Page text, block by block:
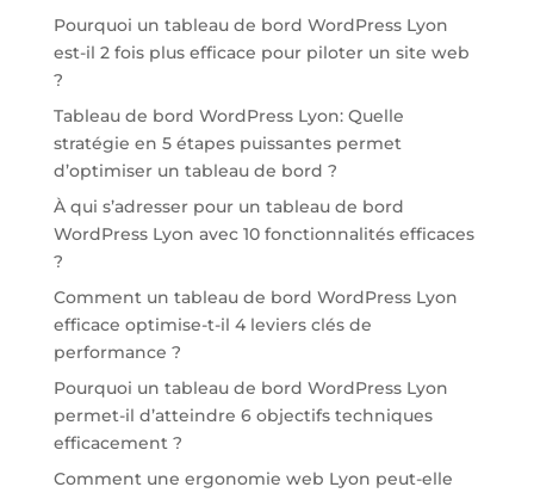
Pourquoi un tableau de bord WordPress Lyon
est-il 2 fois plus efficace pour piloter un site web
?
Tableau de bord WordPress Lyon: Quelle
stratégie en 5 étapes puissantes permet
d’optimiser un tableau de bord ?
À qui s’adresser pour un tableau de bord
WordPress Lyon avec 10 fonctionnalités efficaces
?
Comment un tableau de bord WordPress Lyon
efficace optimise-t-il 4 leviers clés de
performance ?
Pourquoi un tableau de bord WordPress Lyon
permet-il d’atteindre 6 objectifs techniques
efficacement ?
Comment une ergonomie web Lyon peut-elle